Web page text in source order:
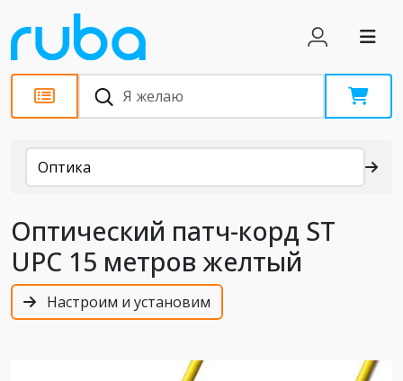
Каталог
Оптика
Оптический патч-корд ST
UPC 15 метров желтый
Настроим и установим